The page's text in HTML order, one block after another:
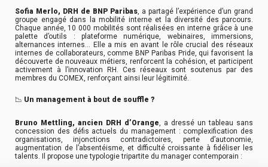
Sofia Merlo, DRH de BNP Paribas, a partagé l’expérience d’un grand
groupe engagé dans la mobilité interne et la diversité des parcours.
Chaque année, 10 000 mobilités sont réalisées en interne grâce à une
palette d’outils : plateforme numérique, webinaires, immersions,
alternances internes… Elle a mis en avant le rôle crucial des réseaux
internes de collaborateurs, comme BNP Paribas Pride, qui favorisent la
découverte de nouveaux métiers, renforcent la cohésion, et participent
activement à l’innovation RH. Ces réseaux sont soutenus par des
membres du COMEX, renforçant ainsi leur légitimité.
📉 Un management à bout de souffle ?
Bruno Mettling, ancien DRH d’Orange, a dressé un tableau sans
concession des défis actuels du management : complexification des
organisations, injonctions contradictoires, perte d’autonomie,
augmentation de l’absentéisme, et difficulté croissante à fidéliser les
talents. Il propose une typologie tripartite du manager contemporain :